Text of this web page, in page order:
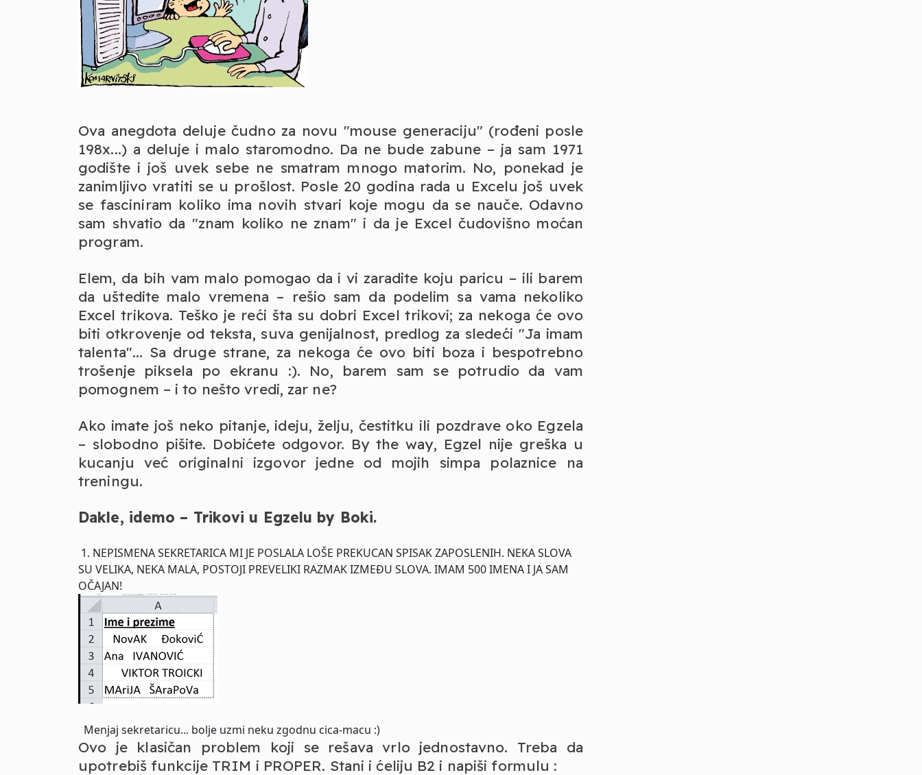
Ova anegdota deluje čudno za novu "mouse generaciju" (rođeni posle
198x...) a deluje i malo staromodno. Da ne bude zabune – ja sam 1971
godište i još uvek sebe ne smatram mnogo matorim. No, ponekad je
zanimljivo vratiti se u prošlost. Posle 20 godina rada u Excelu još uvek
se fasciniram koliko ima novih stvari koje mogu da se nauče. Odavno
sam shvatio da "znam koliko ne znam" i da je Excel čudovišno moćan
program.
Elem, da bih vam malo pomogao da i vi zaradite koju paricu – ili barem
da uštedite malo vremena – rešio sam da podelim sa vama nekoliko
Excel trikova. Teško je reći šta su dobri Excel trikovi; za nekoga će ovo
biti otkrovenje od teksta, suva genijalnost, predlog za sledeći "Ja imam
talenta"... Sa druge strane, za nekoga će ovo biti boza i bespotrebno
trošenje piksela po ekranu :). No, barem sam se potrudio da vam
pomognem – i to nešto vredi, zar ne?
Ako imate još neko pitanje, ideju, želju, čestitku ili pozdrave oko Egzela
– slobodno pišite. Dobićete odgovor. By the way, Egzel nije greška u
kucanju već originalni izgovor jedne od mojih simpa polaznice na
treningu.
Dakle, idemo – Trikovi u Egzelu by Boki.
1. NEPISMENA SEKRETARICA MI JE POSLALA LOŠE PREKUCAN SPISAK ZAPOSLENIH. NEKA SLOVA
SU VELIKA, NEKA MALA, POSTOJI PREVELIKI RAZMAK IZMEĐU SLOVA. IMAM 500 IMENA I JA SAM
OČAJAN!
Menjaj sekretaricu... bolje uzmi neku zgodnu cica-macu :)
Ovo je klasičan problem koji se rešava vrlo jednostavno. Treba da
upotrebiš funkcije TRIM i PROPER. Stani i ćeliju B2 i napiši formulu :